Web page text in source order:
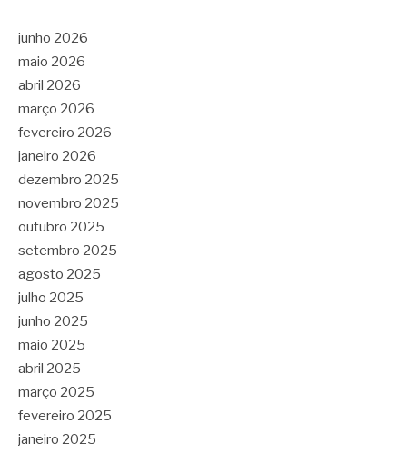
junho 2026
maio 2026
abril 2026
março 2026
fevereiro 2026
janeiro 2026
dezembro 2025
novembro 2025
outubro 2025
setembro 2025
agosto 2025
julho 2025
junho 2025
maio 2025
abril 2025
março 2025
fevereiro 2025
janeiro 2025